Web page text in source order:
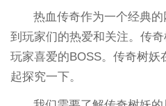
热血传奇作为一个经典
到玩家们的热爱和关注。传
玩家喜爱的BOSS。传奇树妖
起探究一下。